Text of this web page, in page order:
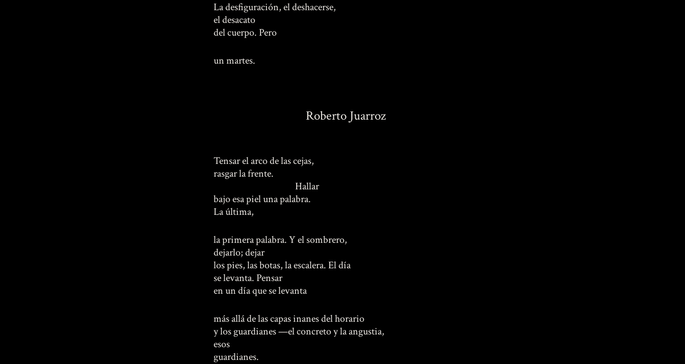
La desfiguración, el deshacerse,
el desacato
del cuerpo. Pero
un martes.
Roberto Juarroz
Tensar el arco de las cejas,
rasgar la frente.
Hallar
bajo esa piel una palabra.
La última,
la primera palabra. Y el sombrero,
dejarlo; dejar
los pies, las botas, la escalera. El día
se levanta. Pensar
en un día que se levanta
más allá de las capas inanes del horario
y los guardianes —el concreto y la angustia,
esos
guardianes.